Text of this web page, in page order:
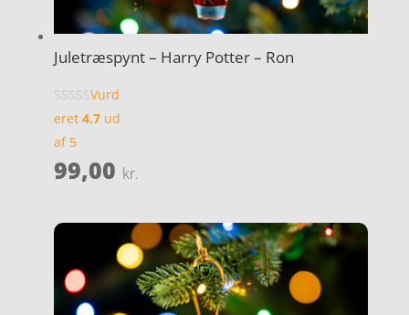
Juletræspynt – Harry Potter – Ron
Vurd
eret 4.7ud
af 5
99,00 kr.